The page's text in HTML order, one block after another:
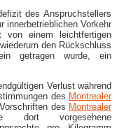
des Anspruchstellers
innerbetrieblichen Vorkehr
einem leichtfertigen
den Rückschluss
getragen wurde, ein
Verlust während
des Montrealer
des Montrealer
vorgesehene